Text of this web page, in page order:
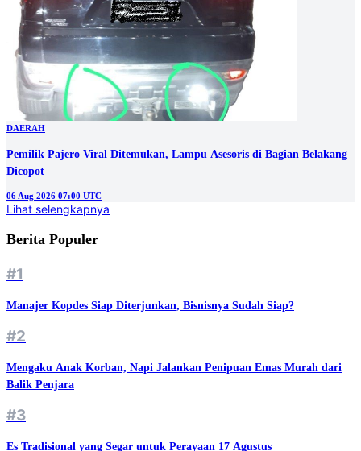
DAERAH
Pemilik Pajero Viral Ditemukan, Lampu Asesoris di Bagian Belakang
Dicopot
06 Aug 2026 07:00 UTC
Lihat selengkapnya
Berita Populer
#1
Manajer Kopdes Siap Diterjunkan, Bisnisnya Sudah Siap?
#2
Mengaku Anak Korban, Napi Jalankan Penipuan Emas Murah dari
Balik Penjara
#3
Es Tradisional yang Segar untuk Perayaan 17 Agustus